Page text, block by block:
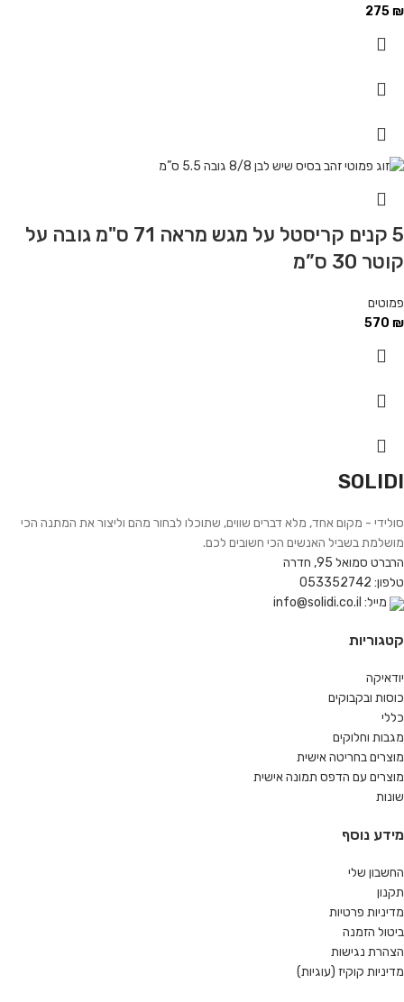
275₪
5 קנים קריסטל על מגש מראה 71 ס"מ גובה על
קוטר 30 ס”מ
פמוטים
570 ₪
SOLIDI
סולידי - מקום אחד, מלא דברים שווים, שתוכלו לבחור מהם וליצור את המתנה הכי
מושלמת בשביל האנשים הכי חשובים לכם.
הרברט סמואל 95, חדרה
טלפון: 053352742
מייל: info@solidi.co.il
קטגוריות
יודאיקה
כוסות ובקבוקים
כללי
מגבות וחלוקים
מוצרים בחריטה אישית
מוצרים עם הדפס תמונה אישית
שונות
מידע נוסף
החשבון שלי
תקנון
מדיניות פרטיות
ביטול הזמנה
הצהרת נגישות
מדיניות קוקיז (עוגיות)